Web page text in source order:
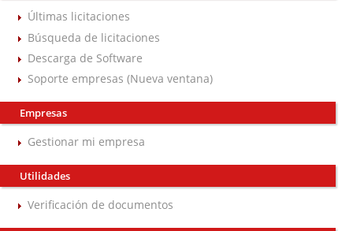
Últimas licitaciones
Búsqueda de licitaciones
Descarga de Software
Soporte empresas (Nueva ventana)
Empresas
Gestionar mi empresa
Utilidades
Verificación de documentos